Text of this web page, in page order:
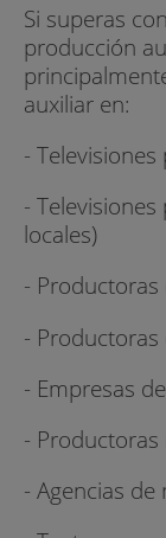
Si superas
producción
auxiliar en:
- Televisiones
-
locales)
-
-
- Empresas
-
- Agencias de